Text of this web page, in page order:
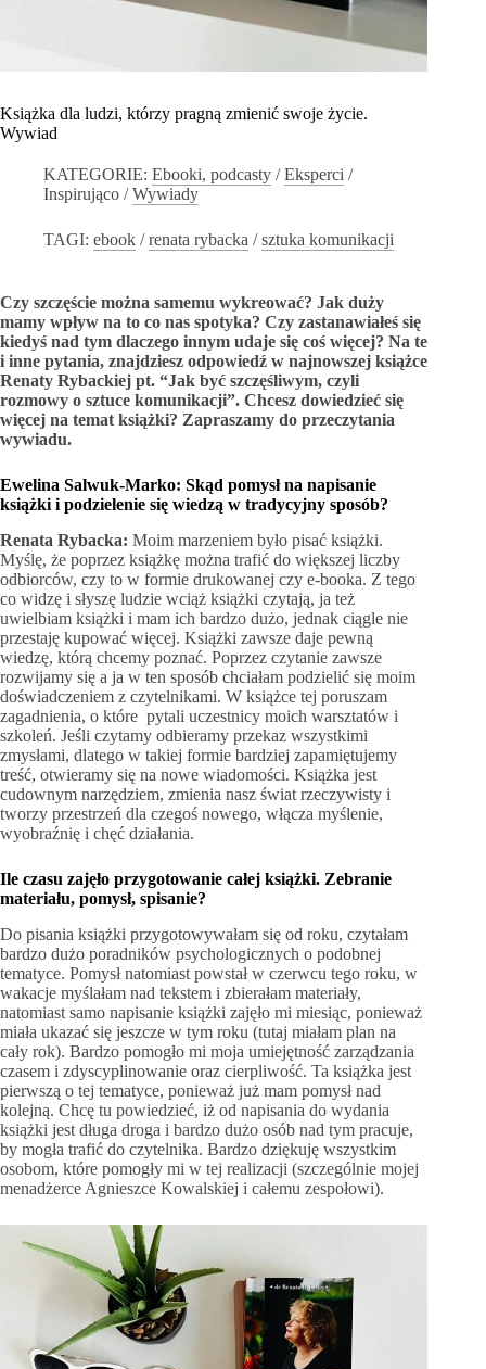
Książka dla ludzi, którzy pragną zmienić swoje życie.
Wywiad
KATEGORIE: Ebooki, podcasty /Eksperci /
Inspirująco /Wywiady
TAGI: ebook /renata rybacka /sztuka komunikacji
Czy szczęście można samemu wykreować? Jak duży
mamy wpływ na to co nas spotyka? Czy zastanawiałeś się
kiedyś nad tym dlaczego innym udaje się coś więcej? Na te
i inne pytania, znajdziesz odpowiedź w najnowszej książce
Renaty Rybackiej pt. “Jak być szczęśliwym, czyli
rozmowy o sztuce komunikacji”. Chcesz dowiedzieć się
więcej na temat książki? Zapraszamy do przeczytania
wywiadu.
Ewelina Salwuk-Marko: Skąd pomysł na napisanie
książki i podzielenie się wiedzą w tradycyjny sposób?
Renata Rybacka: Moim marzeniem było pisać książki.
Myślę, że poprzez książkę można trafić do większej liczby
odbiorców, czy to w formie drukowanej czy e-booka. Z tego
co widzę i słyszę ludzie wciąż książki czytają, ja też
uwielbiam książki i mam ich bardzo dużo, jednak ciągle nie
przestaję kupować więcej. Książki zawsze daje pewną
wiedzę, którą chcemy poznać. Poprzez czytanie zawsze
rozwijamy się a ja w ten sposób chciałam podzielić się moim
doświadczeniem z czytelnikami. W książce tej poruszam
zagadnienia, o które pytali uczestnicy moich warsztatów i
szkoleń. Jeśli czytamy odbieramy przekaz wszystkimi
zmysłami, dlatego w takiej formie bardziej zapamiętujemy
treść, otwieramy się na nowe wiadomości. Książka jest
cudownym narzędziem, zmienia nasz świat rzeczywisty i
tworzy przestrzeń dla czegoś nowego, włącza myślenie,
wyobraźnię i chęć działania.
Ile czasu zajęło przygotowanie całej książki. Zebranie
materiału, pomysł, spisanie?
Do pisania książki przygotowywałam się od roku, czytałam
bardzo dużo poradników psychologicznych o podobnej
tematyce. Pomysł natomiast powstał w czerwcu tego roku, w
wakacje myślałam nad tekstem i zbierałam materiały,
natomiast samo napisanie książki zajęło mi miesiąc, ponieważ
miała ukazać się jeszcze w tym roku (tutaj miałam plan na
cały rok). Bardzo pomogło mi moja umiejętność zarządzania
czasem i zdyscyplinowanie oraz cierpliwość. Ta książka jest
pierwszą o tej tematyce, ponieważ już mam pomysł nad
kolejną. Chcę tu powiedzieć, iż od napisania do wydania
książki jest długa droga i bardzo dużo osób nad tym pracuje,
by mogła trafić do czytelnika. Bardzo dziękuję wszystkim
osobom, które pomogły mi w tej realizacji (szczególnie mojej
menadżerce Agnieszce Kowalskiej i całemu zespołowi).